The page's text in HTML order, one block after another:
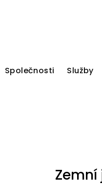
Společnosti Služby